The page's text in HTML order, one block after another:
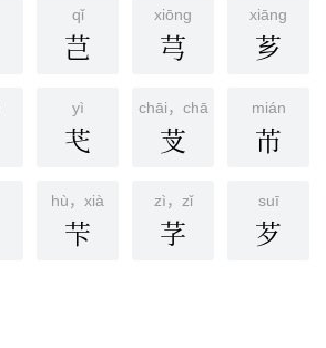
qǐ
芑
xiōnɡ
芎
xiānɡ
芗
yì
芅
chāi，chā
芆
mián
芇
hù，xià
芐
zì，zǐ
芓
suī
芕